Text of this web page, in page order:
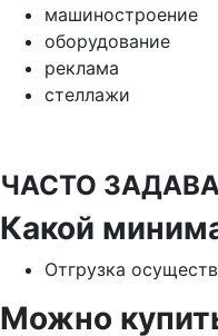
машиностроение
оборудование
реклама
стеллажи
ЧАСТО
Какой
Отгрузка
Можно